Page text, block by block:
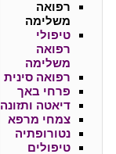
רפואה
משלימה
טיפולי
רפואה
משלימה
רפואה סינית
פרחי באך
דיאטה ותזונה
צמחי מרפא
נטורופתיה
טיפולים